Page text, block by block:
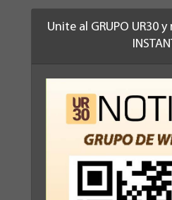
Unite al GRUPO UR30